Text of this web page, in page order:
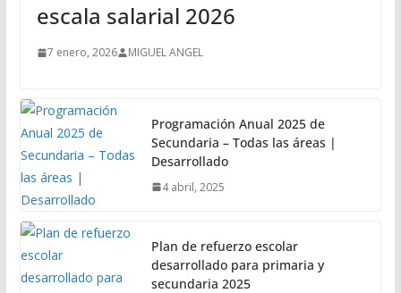
escala salarial 2026
7 enero, 2026 MIGUEL ANGEL
Programación Anual 2025 de
Secundaria – Todas las áreas |
Desarrollado
4 abril, 2025
Plan de refuerzo escolar
desarrollado para primaria y
secundaria 2025